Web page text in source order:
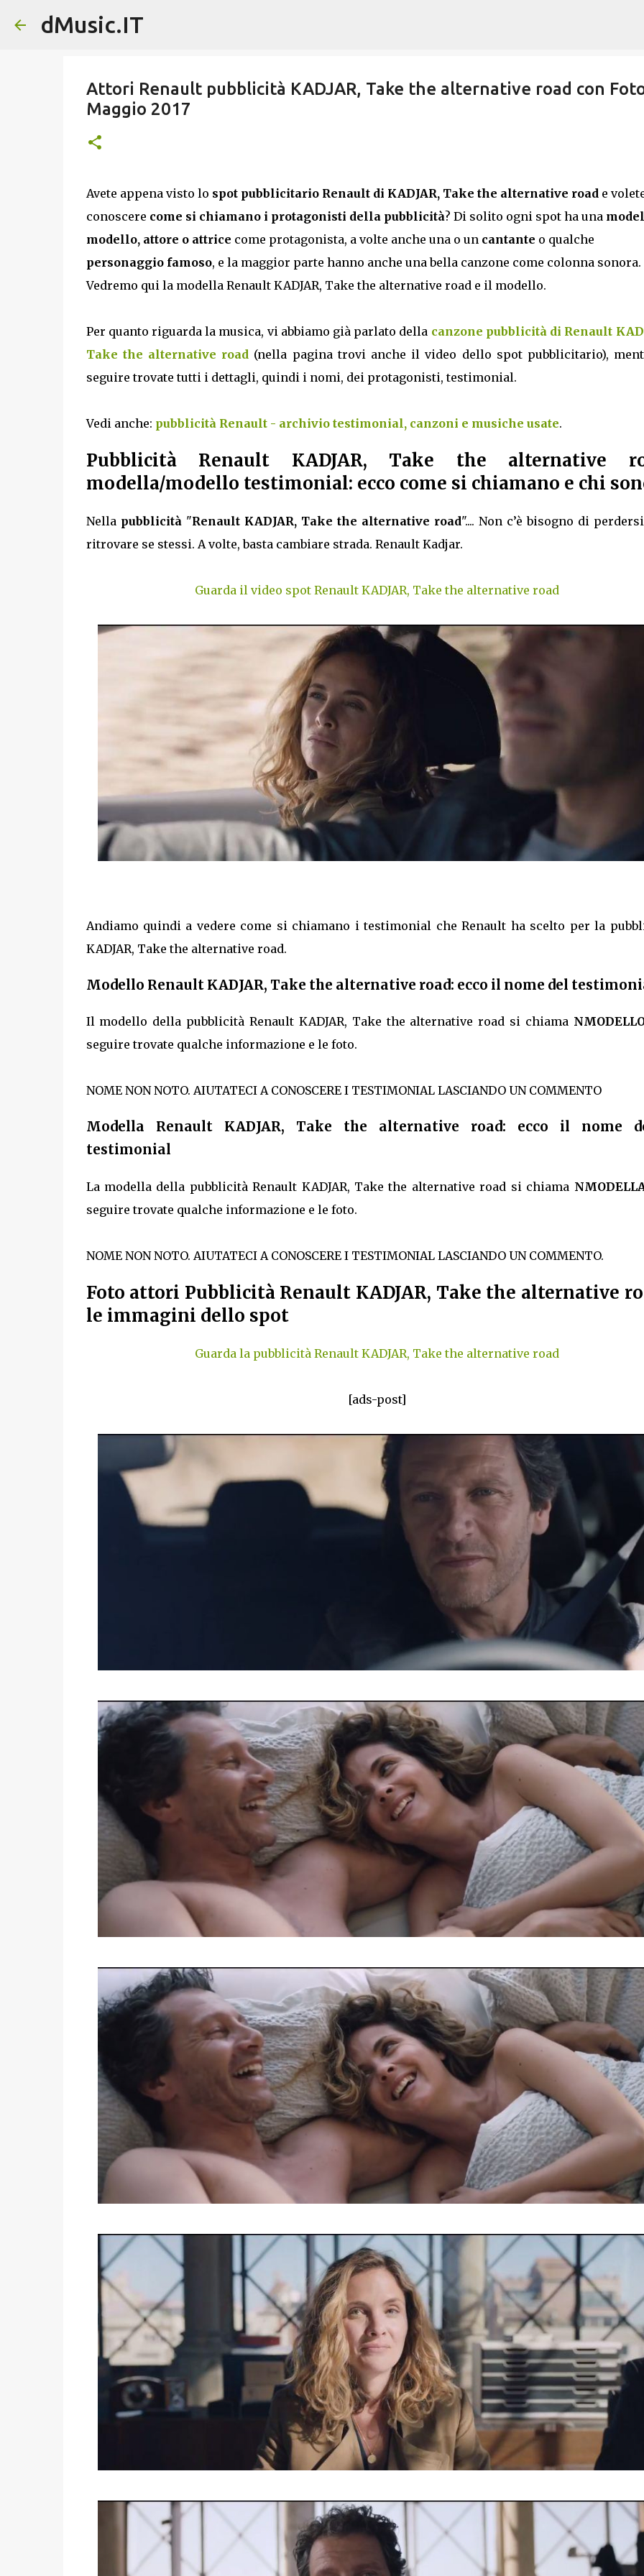
dMusic.IT
Attori Renault pubblicità KADJAR, Take the alternative road con
Maggio 2017
Avete appena visto lo spot pubblicitario Renault di KADJAR, Take the alternative roade
conoscere come si chiamano i protagonisti della pubblicità? Di solito ogni spot ha una
modello, attore o attrice come protagonista, a volte anche una o un cantante o qualche
personaggio famoso, e la maggior parte hanno anche una bella canzone come colonna sonora.
Vedremo qui la modella Renault KADJAR, Take the alternative road e il modello.
Per quanto riguarda la musica, vi abbiamo già parlato della canzone pubblicità di Renault
Take the alternative road (nella pagina trovi anche il video dello spot pubblicitario),
seguire trovate tutti i dettagli, quindi i nomi, dei protagonisti, testimonial.
Vedi anche: pubblicità Renault - archivio testimonial, canzoni e musiche usate.
Pubblicità Renault KADJAR, Take the alternative
modella/modello testimonial: ecco come si chiamano e chi
Nella pubblicità "Renault KADJAR, Take the alternative road".... Non c’è bisogno di
ritrovare se stessi. A volte, basta cambiare strada. Renault Kadjar.
Guarda il video spot Renault KADJAR, Take the alternative road
Andiamo quindi a vedere come si chiamano i testimonial che Renault ha scelto per la
KADJAR, Take the alternative road.
Modello Renault KADJAR, Take the alternative road: ecco il nome del
Il modello della pubblicità Renault KADJAR, Take the alternative road si chiama
seguire trovate qualche informazione e le foto.
NOME NON NOTO. AIUTATECI A CONOSCERE I TESTIMONIAL LASCIANDO UN COMMENTO
Modella Renault KADJAR, Take the alternative road: ecco il nome
testimonial
La modella della pubblicità Renault KADJAR, Take the alternative road si chiama
seguire trovate qualche informazione e le foto.
NOME NON NOTO. AIUTATECI A CONOSCERE I TESTIMONIAL LASCIANDO UN COMMENTO.
Foto attori Pubblicità Renault KADJAR, Take the alternative
le immagini dello spot
Guarda la pubblicità Renault KADJAR, Take the alternative road
[ads-post]